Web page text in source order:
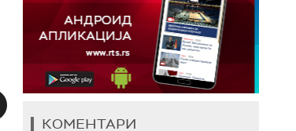
КОМЕНТАРИ